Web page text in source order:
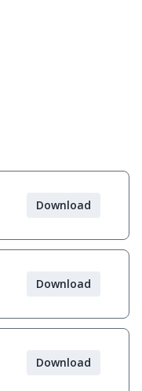
Download
Download
Download